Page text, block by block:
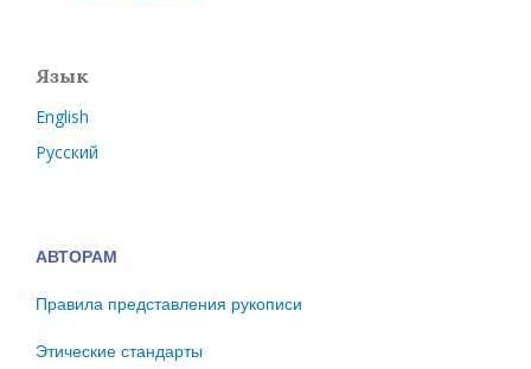
Язык
English
Русский
АВТОРАМ
Правила представления рукописи
Этические стандарты